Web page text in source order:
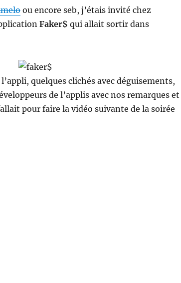
ou encore seb, j’étais invité chez
Faker$ qui allait sortir dans
quelques clichés avec déguisements,
de l’applis avec nos remarques et
pour faire la vidéo suivante de la soirée